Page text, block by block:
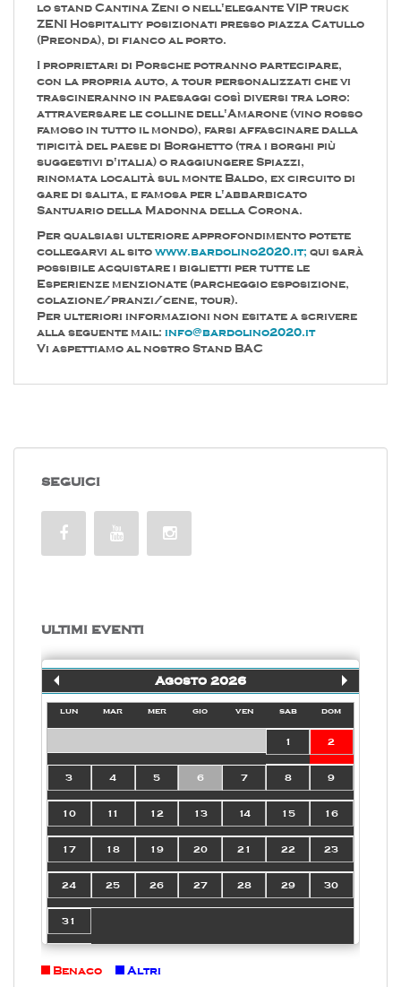
lo stand Cantina Zeni o nell'elegante VIP truck
ZENI Hospitality posizionati presso piazza Catullo
(Preonda), di fianco al porto.
I proprietari di Porsche potranno partecipare,
con la propria auto, a tour personalizzati che vi
trascineranno in paesaggi così diversi tra loro:
attraversare le colline dell'Amarone (vino rosso
famoso in tutto il mondo), farsi affascinare dalla
tipicità del paese di Borghetto (tra i borghi più
suggestivi d'italia) o raggiungere Spiazzi,
rinomata località sul monte Baldo, ex circuito di
gare di salita, e famosa per l'abbarbicato
Santuario della Madonna della Corona.
Per qualsiasi ulteriore approfondimento potete
collegarvi al sito www.bardolino2020.it; qui sarà
possibile acquistare i biglietti per tutte le
Esperienze menzionate (parcheggio esposizione,
colazione/pranzi/cene, tour).
Per ulteriori informazioni non esitate a scrivere
alla seguente mail: info@bardolino2020.it
Vi aspettiamo al nostro Stand BAC
SEGUICI
ULTIMI EVENTI
Agosto 2026
lun mar mer gio ven sab dom
1 2
3 4 5 6 7 8 9
10 11 12 13 14 15 16
17 18 19 20 21 22 23
24 25 26 27 28 29 30
31
Benaco Altri